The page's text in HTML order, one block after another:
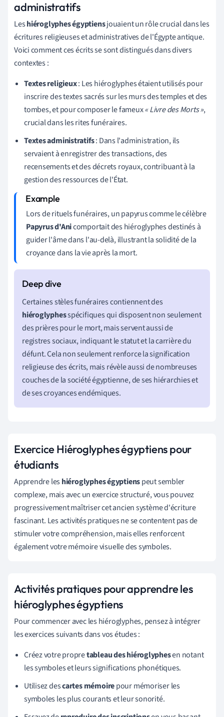
administratifs
Leshiéroglyphes égyptiensjouaient un rôle crucial dans les
écritures religieuses et administratives de l'Égypte antique.
Voici comment ces écrits se sont distingués dans divers
contextes :
Textes religieux: Les hiéroglyphes étaient utilisés pour
inscrire des textes sacrés sur les murs des temples et des
tombes, et pour composer le fameux« Livre des Morts »,
crucial dans les rites funéraires.
Textes administratifs: Dans l'administration, ils
servaient à enregistrer des transactions, des
recensements et des décrets royaux, contribuant à la
gestion des ressources de l'État.
Lors de rituels funéraires, un papyrus comme le célèbre
Papyrus d'Anicomportait des hiéroglyphes destinés à
guider l'âme dans l'au-delà, illustrant la solidité de la
croyance dans la vie après la mort.
Certaines stèles funéraires contiennent des
hiéroglyphesspécifiques qui disposent non seulement
des prières pour le mort, mais servent aussi de
registres sociaux, indiquant le statut et la carrière du
défunt. Cela non seulement renforce la signification
religieuse des écrits, mais révèle aussi de nombreuses
couches de la société égyptienne, de ses hiérarchies et
de ses croyances endémiques.
Exercice Hiéroglyphes égyptiens pour
étudiants
Apprendre leshiéroglyphes égyptienspeut sembler
complexe, mais avec un exercice structuré, vous pouvez
progressivement maîtriser cet ancien système d'écriture
fascinant. Les activités pratiques ne se contentent pas de
stimuler votre compréhension, mais elles renforcent
également votre mémoire visuelle des symboles.
Activités pratiques pour apprendre les
hiéroglyphes égyptiens
Pour commencer avec les hiéroglyphes, pensez à intégrer
les exercices suivants dans vos études :
Créez votre propretableau des hiéroglyphesen notant
les symboles et leurs significations phonétiques.
Utilisez descartes mémoirepour mémoriser les
symboles les plus courants et leur sonorité.